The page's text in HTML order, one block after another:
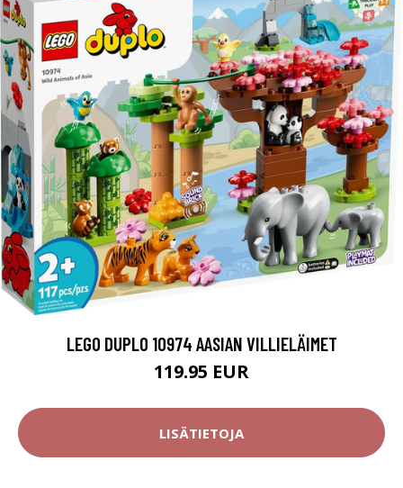
LEGO DUPLO 10974 AASIAN VILLIELÄIMET
119.95 EUR
LISÄTIETOJA